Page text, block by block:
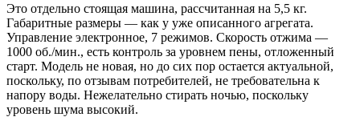
Это отдельно стоящая машина, рассчитанная на 5,5 кг.
Габаритные размеры — как у уже описанного агрегата.
Управление электронное, 7 режимов. Скорость отжима —
1000 об./мин., есть контроль за уровнем пены, отложенный
старт. Модель не новая, но до сих пор остается актуальной,
поскольку, по отзывам потребителей, не требовательна к
напору воды. Нежелательно стирать ночью, поскольку
уровень шума высокий.